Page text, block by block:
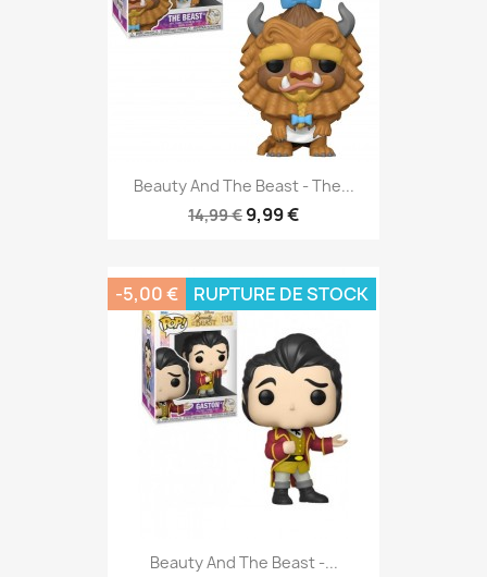
Beauty And The Beast - The...
14,99 € 9,99 €
Beauty And The Beast -...
-5,00 € RUPTURE DE STOCK